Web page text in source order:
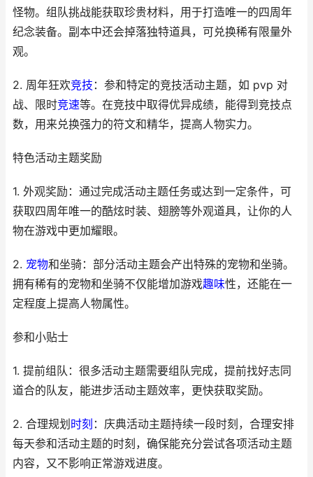
怪物。组队挑战能获取珍贵材料，用于打造唯一的四周年
纪念装备。副本中还会掉落独特道具，可兑换稀有限量外
观。
2. 周年狂欢竞技 ：参和特定的竞技活动主题，如 pvp 对
战、限时竞速等。在竞技中取得优异成绩，能得到竞技点
数，用来兑换强力的符文和精华，提高人物实力。
特色活动主题奖励
1. 外观奖励：通过完成活动主题任务或达到一定条件，可
获取四周年唯一的酷炫时装、翅膀等外观道具，让你的人
物在游戏中更加耀眼。
2. 宠物和坐骑：部分活动主题会产出特殊的宠物和坐骑。
拥有稀有的宠物和坐骑不仅能增加游戏趣味性，还能在一
定程度上提高人物属性。
参和小贴士
1. 提前组队：很多活动主题需要组队完成，提前找好志同
道合的队友，能进步活动主题效率，更快获取奖励。
2. 合理规划 时刻 ：庆典活动主题持续一段时刻，合理安排
每天参和活动主题的时刻，确保能充分尝试各项活动主题
内容，又不影响正常游戏进度。